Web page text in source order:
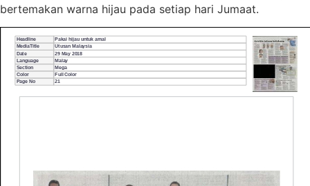
bertemakan warna hijau pada setiap hari Jumaat.